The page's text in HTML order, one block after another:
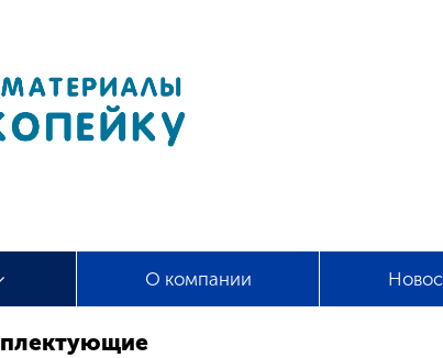
О компании